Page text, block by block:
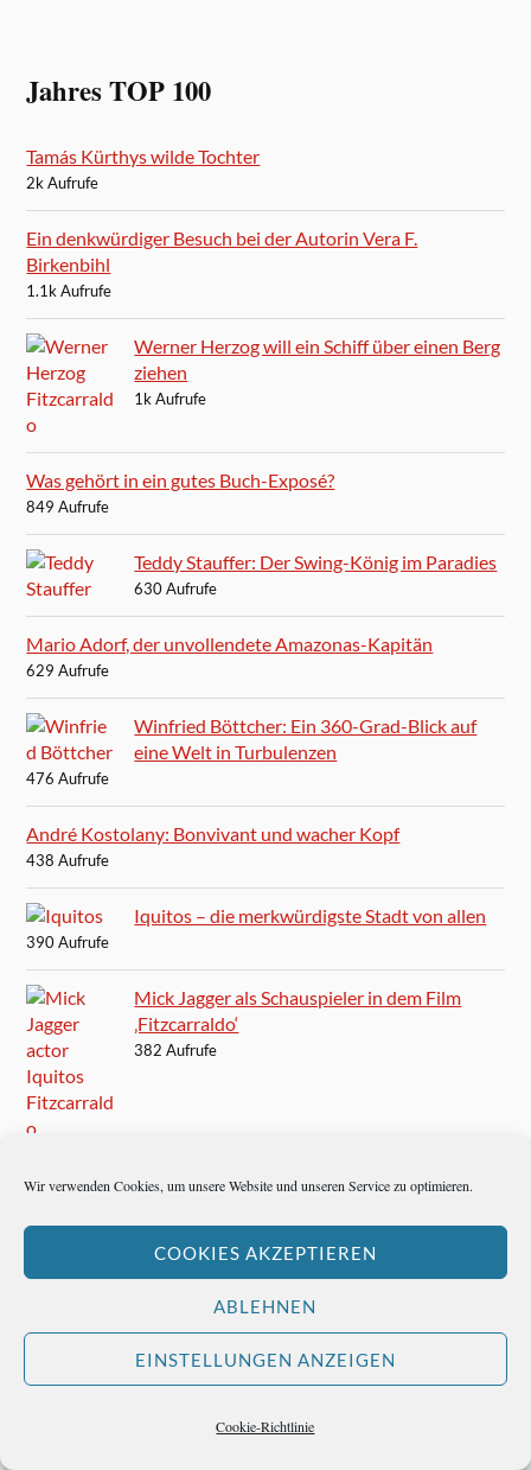
Wir verwenden Cookies, um unsere Website und unseren Service zu optimieren.
COOKIES AKZEPTIEREN
ABLEHNEN
EINSTELLUNGEN ANZEIGEN
Cookie-Richtlinie
Jahres TOP 100
Tamás Kürthys wilde Tochter
2k Aufrufe
Ein denkwürdiger Besuch bei der Autorin Vera F.
Birkenbihl
1.1k Aufrufe
Werner Herzog will ein Schiff über einen Berg
ziehen
1k Aufrufe
Was gehört in ein gutes Buch-Exposé?
849 Aufrufe
Teddy Stauffer: Der Swing-König im Paradies
630 Aufrufe
Mario Adorf, der unvollendete Amazonas-Kapitän
629 Aufrufe
Winfried Böttcher: Ein 360-Grad-Blick auf
eine Welt in Turbulenzen
476 Aufrufe
André Kostolany: Bonvivant und wacher Kopf
438 Aufrufe
Iquitos – die merkwürdigste Stadt von allen
390 Aufrufe
Mick Jagger als Schauspieler in dem Film
‚Fitzcarraldo‘
382 Aufrufe
Miles Davis als Maler
Extrablatt – Irnbergers aufmüpfiges Magazin aus Wien
Erich Kästner: Trotzdem heiter